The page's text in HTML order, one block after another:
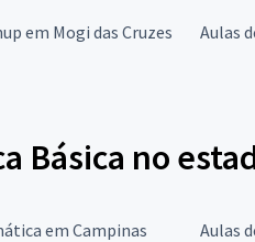
em Mogi das Cruzes Aulas
Básica no
em Campinas Aulas